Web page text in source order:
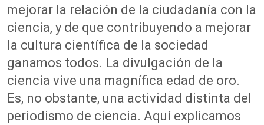
mejorar la relación de la ciudadanía con la
ciencia, y de que contribuyendo a mejorar
la cultura científica de la sociedad
ganamos todos. La divulgación de la
ciencia vive una magnífica edad de oro.
Es, no obstante, una actividad distinta del
periodismo de ciencia. Aquí explicamos